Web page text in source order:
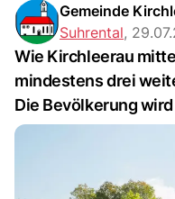
Gemeinde
Suhrental,
Wie Kirchleerau
mindestens drei
Die Bevölkerung